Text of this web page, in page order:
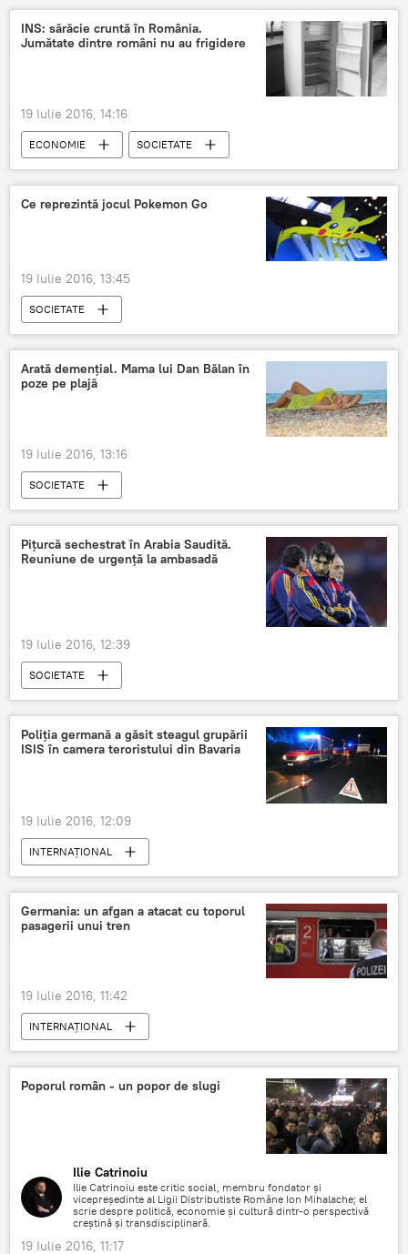
INS: sărăcie cruntă în România.
Jumătate dintre români nu au frigidere
19 Iulie 2016, 14:16
ECONOMIE SOCIETATE
Ce reprezintă jocul Pokemon Go
19 Iulie 2016, 13:45
SOCIETATE
Arată demențial. Mama lui Dan Bălan în
poze pe plajă
19 Iulie 2016, 13:16
SOCIETATE
Pițurcă sechestrat în Arabia Saudită.
Reuniune de urgență la ambasadă
19 Iulie 2016, 12:39
SOCIETATE
Poliţia germană a găsit steagul grupării
ISIS în camera teroristului din Bavaria
19 Iulie 2016, 12:09
INTERNAŢIONAL
Germania: un afgan a atacat cu toporul
pasagerii unui tren
19 Iulie 2016, 11:42
INTERNAŢIONAL
Poporul român - un popor de slugi
Ilie Catrinoiu
Ilie Catrinoiu este critic social, membru fondator şi
vicepreşedinte al Ligii Distributiste Române Ion Mihalache; el
scrie despre politică, economie şi cultură dintr-o perspectivă
creştină şi transdisciplinară.
19 Iulie 2016, 11:17